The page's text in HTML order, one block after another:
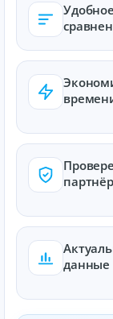
Удобное
данные